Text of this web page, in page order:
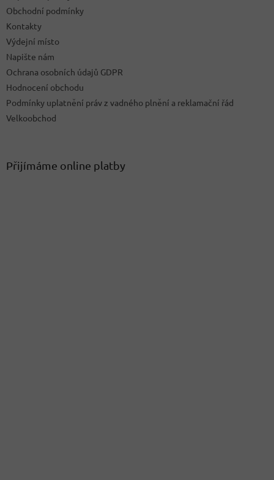
Obchodní podmínky
Kontakty
Výdejní místo
Napište nám
Ochrana osobních údajů GDPR
Hodnocení obchodu
Podmínky uplatnění práv z vadného plnění a reklamační řád
Velkoobchod
Přijímáme online platby